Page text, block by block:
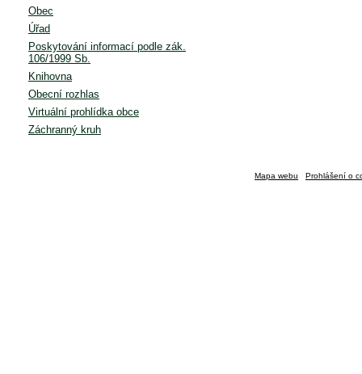
Obec
Úřad
Poskytování informací podle zák.
106/1999 Sb.
Knihovna
Obecní rozhlas
Virtuální prohlídka obce
Záchranný kruh
Mapa webu Prohlášení o